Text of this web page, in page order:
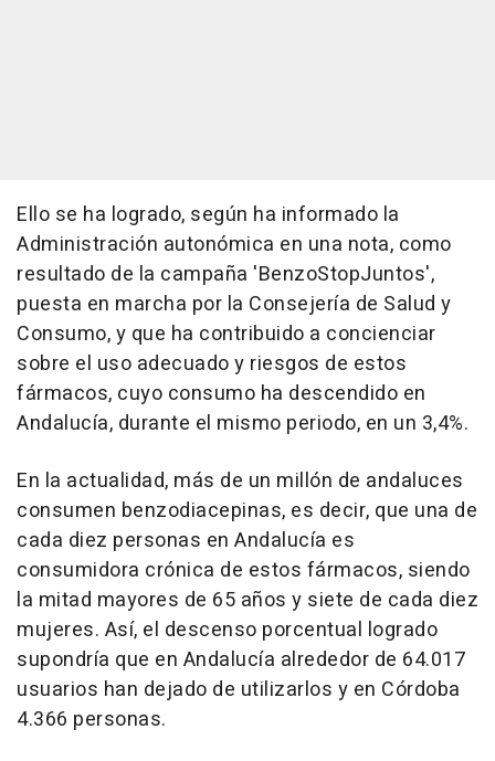
Ello se ha logrado, según ha informado la
Administración autonómica en una nota, como
resultado de la campaña 'BenzoStopJuntos',
puesta en marcha por la Consejería de Salud y
Consumo, y que ha contribuido a concienciar
sobre el uso adecuado y riesgos de estos
fármacos, cuyo consumo ha descendido en
Andalucía, durante el mismo periodo, en un 3,4%.
En la actualidad, más de un millón de andaluces
consumen benzodiacepinas, es decir, que una de
cada diez personas en Andalucía es
consumidora crónica de estos fármacos, siendo
la mitad mayores de 65 años y siete de cada diez
mujeres. Así, el descenso porcentual logrado
supondría que en Andalucía alrededor de 64.017
usuarios han dejado de utilizarlos y en Córdoba
4.366 personas.